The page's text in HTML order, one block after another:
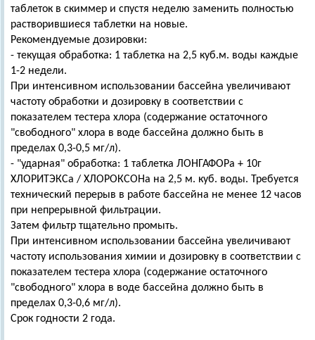
таблеток в скиммер и спустя неделю заменить полностью
растворившиеся таблетки на новые.
Рекомендуемые дозировки:
- текущая обработка: 1 таблетка на 2,5 куб.м. воды каждые
1-2 недели.
При интенсивном использовании бассейна увеличивают
частоту обработки и дозировку в соответствии с
показателем тестера хлора (содержание остаточного
"свободного" хлора в воде бассейна должно быть в
пределах 0,3-0,5 мг/л).
- "ударная" обработка: 1 таблетка ЛОНГАФОРа + 10г
ХЛОРИТЭКСа / ХЛОРОКСОНа на 2,5 м. куб. воды. Требуется
технический перерыв в работе бассейна не менее 12 часов
при непрерывной фильтрации.
Затем фильтр тщательно промыть.
При интенсивном использовании бассейна увеличивают
частоту использования химии и дозировку в соответствии с
показателем тестера хлора (содержание остаточного
"свободного" хлора в воде бассейна должно быть в
пределах 0,3-0,6 мг/л).
Срок годности 2 года.